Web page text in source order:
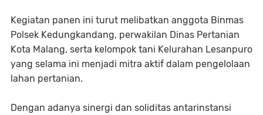
Kegiatan panen ini turut melibatkan anggota Binmas
Polsek Kedungkandang, perwakilan Dinas Pertanian
Kota Malang, serta kelompok tani Kelurahan Lesanpuro
yang selama ini menjadi mitra aktif dalam pengelolaan
lahan pertanian.
Dengan adanya sinergi dan soliditas antarinstansi